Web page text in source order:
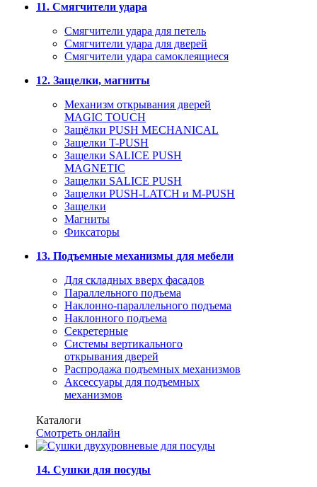
11. Смягчители удара
Смягчители удара для петель
Смягчители удара для дверей
Cмягчители удара самоклеящиеся
12. Защелки, магниты
Механизм открывания дверей
MAGIC TOUCH
Защёлки PUSH MECHANICAL
Защелки T-PUSH
Защелки SALICE PUSH
MAGNETIC
Защелки SALICE PUSH
Защелки PUSH-LATCH и M-PUSH
Защелки
Магниты
Фиксаторы
13. Подъемные механизмы для мебели
Для складных вверх фасадов
Параллельного подъема
Наклонно-параллельного подъема
Наклонного подъема
Секретерные
Системы вертикального
открывания дверей
Распродажа подъемных механизмов
Аксессуары для подъемных
механизмов
Каталоги
Смотреть онлайн
14. Сушки для посуды